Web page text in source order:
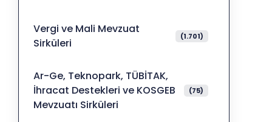
Vergi ve Mali Mevzuat
Sirküleri
(1.701)
Ar-Ge, Teknopark, TÜBİTAK,
İhracat Destekleri ve KOSGEB
Mevzuatı Sirküleri
(75)